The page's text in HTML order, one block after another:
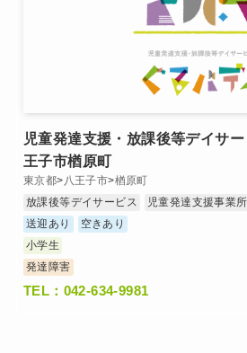
児童発達支援・放課後等デイサ
王子市楢原町
東京都>八王子市>楢原町
放課後等デイサービス
児童発達支援事業所
送迎あり
空きあり
小学生
発達障害
TEL：042-634-9981